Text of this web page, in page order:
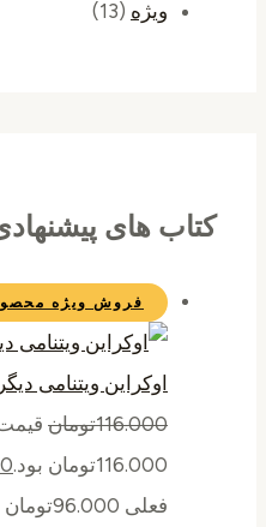
ویژه (13)
کتاب های
فروش ویژه
اوکراین ویتنامی دیگر
116.000تومان
116.000تومان بود.
فعلی 96.000تومان است.